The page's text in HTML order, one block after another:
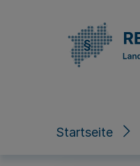
Startseite